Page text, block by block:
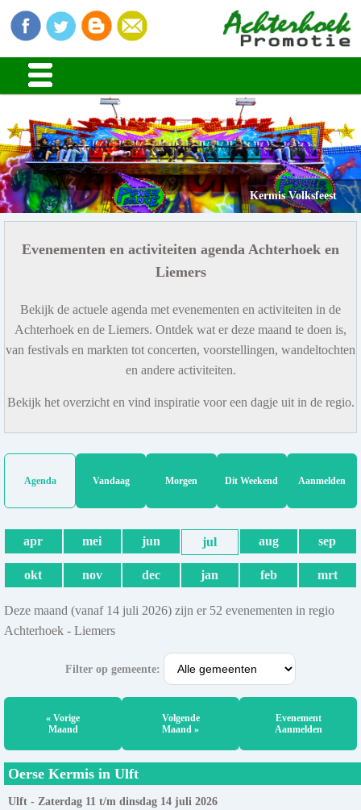
Kermis Volksfeest
Stads en Dorpsfeesten
Evenementen en activiteiten agenda Achterhoek en
Liemers
Bekijk de actuele agenda met evenementen en activiteiten in de
Achterhoek en de Liemers. Ontdek wat er deze maand te doen is,
van festivals en markten tot concerten, voorstellingen, wandeltochten
en andere activiteiten.
Bekijk het overzicht en vind inspiratie voor een dagje uit in de regio.
Agenda Vandaag Morgen Dit Weekend Aanmelden
apr mei jun jul aug sep
okt nov dec jan feb mrt
Deze maand (vanaf 14 juli 2026) zijn er 52 evenementen in regio
Achterhoek - Liemers
Filter op gemeente:
« Vorige
Maand
Volgende
Maand »
Evenement
Aanmelden
Oerse Kermis in Ulft
Ulft - Zaterdag 11 t/m dinsdag 14 juli 2026